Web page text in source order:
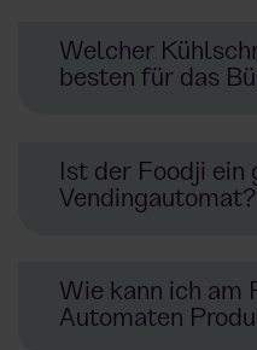
Büros
Welcher
besten für das
Ist der Foodji ein
Vendingautomat?
Wie kann ich am
Automaten